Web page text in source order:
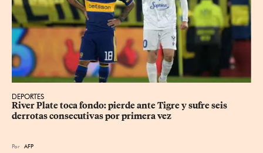
DEPORTES
River Plate toca fondo: pierde ante Tigre y sufre seis
derrotas consecutivas por primera vez
Por AFP